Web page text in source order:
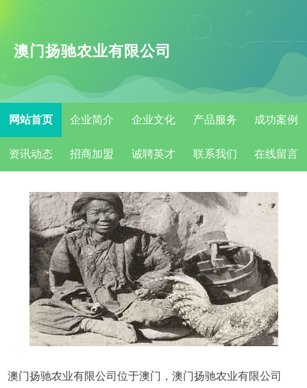
澳门扬驰农业有限公司
网站首页 企业简介 企业文化 产品服务 成功案例
资讯动态 招商加盟 诚聘英才 联系我们 在线留言
澳门扬驰农业有限公司位于澳门，澳门扬驰农业有限公司